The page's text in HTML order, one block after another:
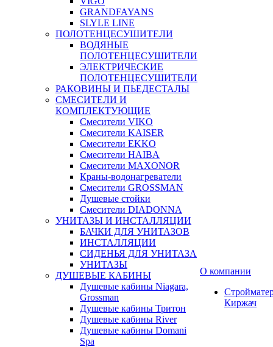
GRANDFAYANS
SLYLE LINE
ПОЛОТЕНЦЕСУШИТЕЛИ
ВОДЯНЫЕ
ПОЛОТЕНЦЕСУШИТЕЛИ
ЭЛЕКТРИЧЕСКИЕ
ПОЛОТЕНЦЕСУШИТЕЛИ
РАКОВИНЫ И ПЬЕДЕСТАЛЫ
СМЕСИТЕЛИ И
КОМПЛЕКТУЮЩИЕ
Смесители VIKO
Смесители KAISER
Смесители EKKO
Смесители HAIBA
Смесители MAXONOR
Краны-водонагреватели
Смесители GROSSMAN
Душевые стойки
Смесители DIADONNA
УНИТАЗЫ И ИНСТАЛЛЯЦИИ
БАЧКИ ДЛЯ УНИТАЗОВ
ИНСТАЛЛЯЦИИ
СИДЕНЬЯ ДЛЯ УНИТАЗА
УНИТАЗЫ
ДУШЕВЫЕ КАБИНЫ
Душевые кабины Niagara,
Grossman
Душевые кабины Тритон
Душевые кабины River
Душевые кабины Domani
Spa
О компании
Киржач